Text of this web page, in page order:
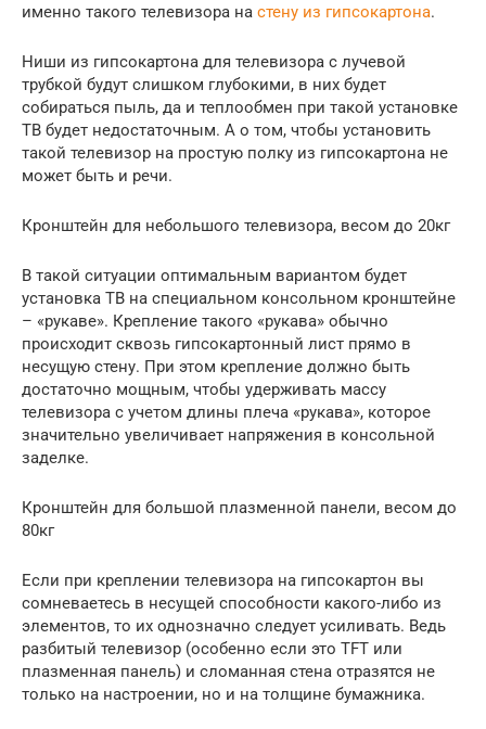
именно такого телевизора на стену из гипсокартона.
Ниши из гипсокартона для телевизора с лучевой
трубкой будут слишком глубокими, в них будет
собираться пыль, да и теплообмен при такой установке
ТВ будет недостаточным. А о том, чтобы установить
такой телевизор на простую полку из гипсокартона не
может быть и речи.
Кронштейн для небольшого телевизора, весом до 20кг
В такой ситуации оптимальным вариантом будет
установка ТВ на специальном консольном кронштейне
– «рукаве». Крепление такого «рукава» обычно
происходит сквозь гипсокартонный лист прямо в
несущую стену. При этом крепление должно быть
достаточно мощным, чтобы удерживать массу
телевизора с учетом длины плеча «рукава», которое
значительно увеличивает напряжения в консольной
заделке.
Кронштейн для большой плазменной панели, весом до
80кг
Если при креплении телевизора на гипсокартон вы
сомневаетесь в несущей способности какого-либо из
элементов, то их однозначно следует усиливать. Ведь
разбитый телевизор (особенно если это TFT или
плазменная панель) и сломанная стена отразятся не
только на настроении, но и на толщине бумажника.